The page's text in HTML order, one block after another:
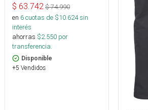
$ 63.742 $74.990
en 6cuotas de $10.624sin
interés
ahorras $2.550 por
transferencia.
Disponible
+5 Vendidos